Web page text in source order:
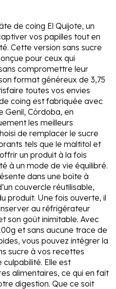
de coing El Quijote, un
vos papilles tout en
Cette version sans sucre
pour ceux qui
compromettre leur
format généreux de 3,75
toutes vos envies
coing est fabriquée avec
Genil, Córdoba, en
les meilleurs
de remplacer le sucre
tels que le maltitol et
un produit à la fois
à un mode de vie équilibré.
dans une boîte à
couvercle réutilisable,
produit. Une fois ouverte, il
au réfrigérateur
son goût inimitable. Avec
et sans aucune trace de
vous pouvez intégrer la
sucre à vos recettes
Elle est
alimentaires, ce qui en fait
digestion. Que ce soit